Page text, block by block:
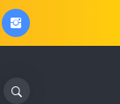
Instagram